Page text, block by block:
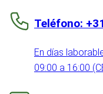
Teléfono:
En días
09:00 a 16:00